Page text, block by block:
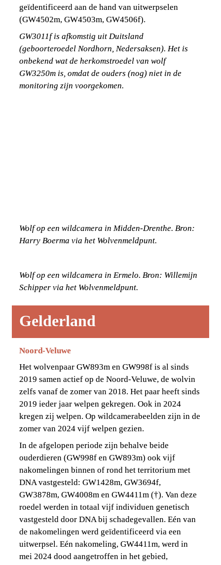
geïdentificeerd aan de hand van uitwerpselen
(GW4502m, GW4503m, GW4506f).
GW3011f is afkomstig uit Duitsland
(geboorteroedel Nordhorn, Nedersaksen). Het is
onbekend wat de herkomstroedel van wolf
GW3250m is, omdat de ouders (nog) niet in de
monitoring zijn voorgekomen.
Wolf op een wildcamera in Midden-Drenthe. Bron:
Harry Boerma via het Wolvenmeldpunt.
Wolf op een wildcamera in Ermelo. Bron: Willemijn
Schipper via het Wolvenmeldpunt.
Gelderland
Noord-Veluwe
Het wolvenpaar GW893m en GW998f is al sinds
2019 samen actief op de Noord-Veluwe, de wolvin
zelfs vanaf de zomer van 2018. Het paar heeft sinds
2019 ieder jaar welpen gekregen. Ook in 2024
kregen zij welpen. Op wildcamerabeelden zijn in de
zomer van 2024 vijf welpen gezien.
In de afgelopen periode zijn behalve beide
ouderdieren (GW998f en GW893m) ook vijf
nakomelingen binnen of rond het territorium met
DNA vastgesteld: GW1428m, GW3694f,
GW3878m, GW4008m en GW4411m (†). Van deze
roedel werden in totaal vijf individuen genetisch
vastgesteld door DNA bij schadegevallen. Eén van
de nakomelingen werd geïdentificeerd via een
uitwerpsel. Eén nakomeling, GW4411m, werd in
mei 2024 dood aangetroffen in het gebied,